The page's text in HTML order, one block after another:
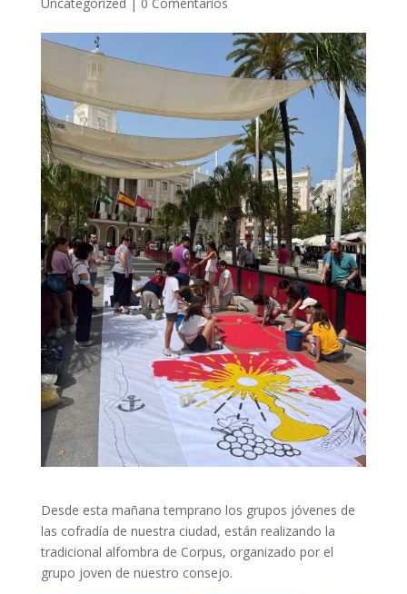
Desde esta mañana temprano los grupos jóvenes de
las cofradía de nuestra ciudad, están realizando la
tradicional alfombra de Corpus, organizado por el
grupo joven de nuestro consejo.